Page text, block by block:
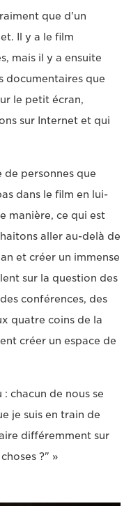
que d'un
Il y a le film
mais il y a ensuite
documentaires que
le petit écran,
sur Internet et qui
de personnes que
dans le film en lui-
manière, ce qui est
aller au-delà de
et créer un immense
sur la question des
conférences, des
quatre coins de la
créer un espace de
chacun de nous se
je suis en train de
différemment sur
?" »